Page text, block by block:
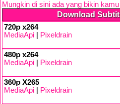
Mungkin di sini ada yang bikin
Download
720p x264
MediaApi
Pixeldrain
480p x264
MediaApi
Pixeldrain
360p X265
MediaApi
Pixeldrain